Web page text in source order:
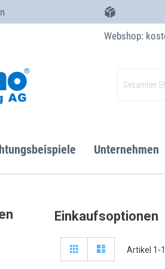
Webshop:
Unternehmen
Einkaufsoptionen
Anzeigen
als
Liste Artikel 1 -